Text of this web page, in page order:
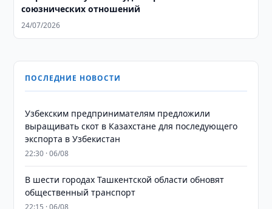
союзнических отношений
24/07/2026
ПОСЛЕДНИЕ НОВОСТИ
Узбекским предпринимателям предложили
выращивать скот в Казахстане для последующего
экспорта в Узбекистан
22:30 · 06/08
В шести городах Ташкентской области обновят
общественный транспорт
22:15 · 06/08